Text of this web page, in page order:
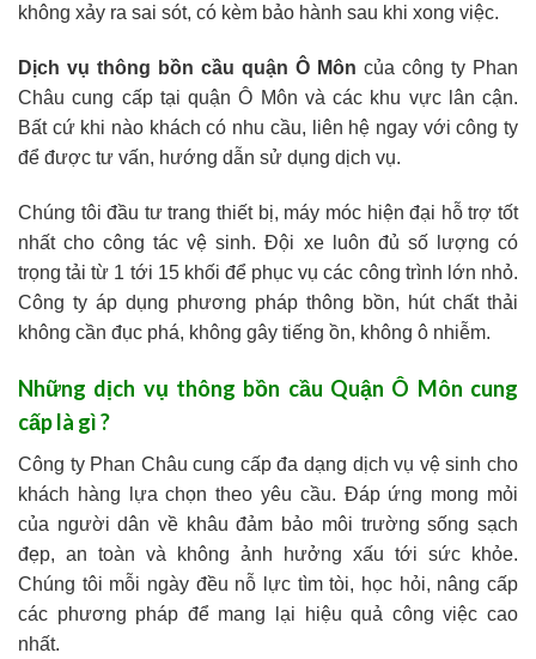
không xảy ra sai sót, có kèm bảo hành sau khi xong việc.
Dịch vụ thông bồn cầu quận Ô Môn của công ty Phan
Châu cung cấp tại quận Ô Môn và các khu vực lân cận.
Bất cứ khi nào khách có nhu cầu, liên hệ ngay với công ty
để được tư vấn, hướng dẫn sử dụng dịch vụ.
Chúng tôi đầu tư trang thiết bị, máy móc hiện đại hỗ trợ tốt
nhất cho công tác vệ sinh. Đội xe luôn đủ số lượng có
trọng tải từ 1 tới 15 khối để phục vụ các công trình lớn nhỏ.
Công ty áp dụng phương pháp thông bồn, hút chất thải
không cần đục phá, không gây tiếng ồn, không ô nhiễm.
Những dịch vụ thông bồn cầu Quận Ô Môn cung
cấp là gì ?
Công ty Phan Châu cung cấp đa dạng dịch vụ vệ sinh cho
khách hàng lựa chọn theo yêu cầu. Đáp ứng mong mỏi
của người dân về khâu đảm bảo môi trường sống sạch
đẹp, an toàn và không ảnh hưởng xấu tới sức khỏe.
Chúng tôi mỗi ngày đều nỗ lực tìm tòi, học hỏi, nâng cấp
các phương pháp để mang lại hiệu quả công việc cao
nhất.